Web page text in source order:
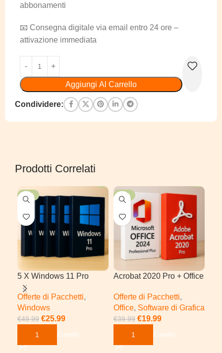
abbonamenti
📧 Consegna digitale via email entro 24 ore –
attivazione immediata
Aggiungi Al Carrello
Condividere:
Prodotti Correlati
-48%
5 X Windows 11 Pro
Offerte di Pacchetti,
Windows
€49.99 €25.99
Aggiungi Al Carrello
-50%
Acrobat 2020 Pro + Office
Offerte di Pacchetti,
Office, Software di Grafica
€39.99 €19.99
Aggiungi Al Carrello